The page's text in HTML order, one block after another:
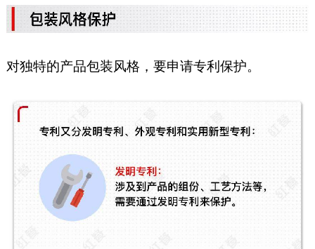
对独特的产品包装风格，要申请专利保护。